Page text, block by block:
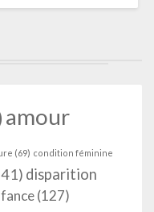
amour
(69) condition féminine
disparition
(127)